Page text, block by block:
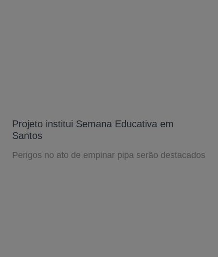
Projeto institui Semana Educativa em
Santos
Perigos no ato de empinar pipa serão destacados